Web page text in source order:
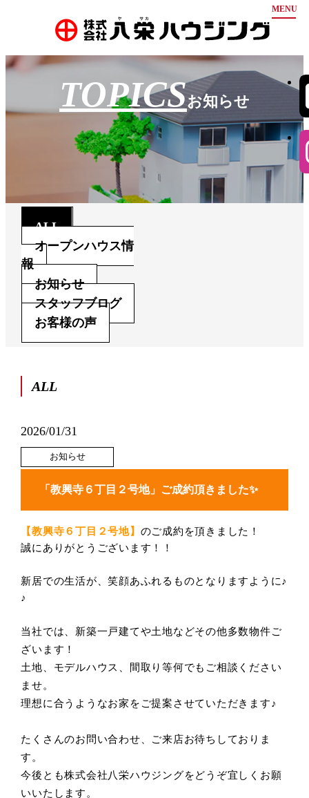
ホーム
お知らせ
弊社について
豊富な分譲実績
安心の保証
不動産買取
物件情報
会社案内
代表挨拶
会社概要
会社沿革
アクセス
お問い合わせ
TOPICSお知らせ
ALL
オープンハウス情
報
お知らせ
スタッフブログ
お客様の声
ALL
2026/01/31
お知らせ
「教興寺６丁目２号地」ご成約頂きました✨
【教興寺６丁目２号地】 のご成約を頂きました！
誠にありがとうございます！！
新居での生活が、笑顔あふれるものとなりますように♪
♪
当社では、新築一戸建てや土地などその他多数物件ご
ざいます！
土地、モデルハウス、間取り等何でもご相談ください
ませ。
理想に合うようなお家をご提案させていただきます♪
たくさんのお問い合わせ、ご来店お待ちしておりま
す。
今後とも株式会社八栄ハウジングをどうぞ宜しくお願
いいたします。